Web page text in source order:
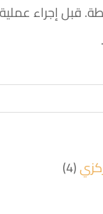
قبل إجراء عملية
(4)